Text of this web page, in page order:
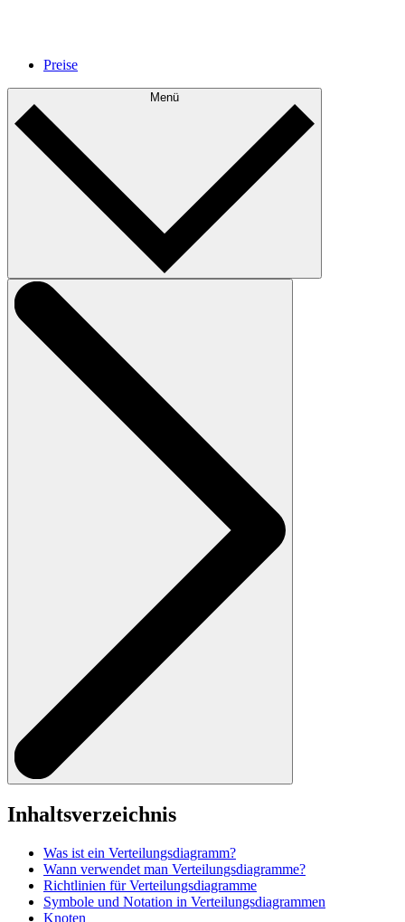
Preise
Menü
Inhaltsverzeichnis
Was ist ein Verteilungsdiagramm?
Wann verwendet man Verteilungsdiagramme?
Richtlinien für Verteilungsdiagramme
Symbole und Notation in Verteilungsdiagrammen
Knoten